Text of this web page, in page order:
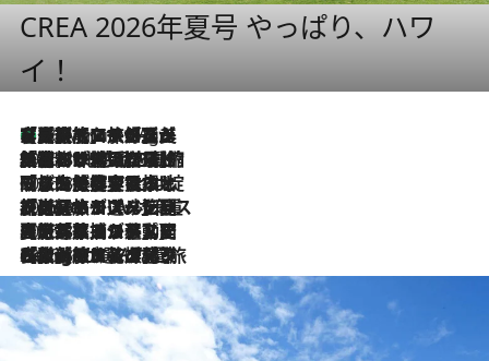
CREA 2026年夏号 やっぱり、ハワ
イ！
46 Minutes Ago
【厳選旅コスメ】「多機能アイテムがメイン！」旅好き美容エディターが選んだ夏旅ベストコスメを発表【Mサイズジップ】
2026.8.6
「荷物が増えるほど旅ストレスは増す」美容ジャーナリストがたどり着いた最終結論。“化粧品を劇的に減らす”感動の凝縮美容とは
2026.8.6
「旅先には金髪ウィッグを持参」日本と同じメイクでは損してる!? 美容ジャーナリストが提案する“掟破りの旅美容”とは
2026.8.6
【厳選旅コスメ】「身軽さ＆UV対策重視！」ヘアアーティストshucoが選んだ夏旅ベストコスメを発表【Mサイズジップ】
2026.8.5
【厳選旅コスメ】国内をあちこち移動する河井菜摘が選んだ夏旅ベストコスメ発表！「リラックスアイテムはマスト」【Mサイズジップ】
2026.8.4
【厳選旅コスメ】「紫外線＆乾燥対策しながらメイク感も！」ヘア＆メイクGeorgeが選んだ夏旅ベストコスメを発表！【Mサイズジップ】